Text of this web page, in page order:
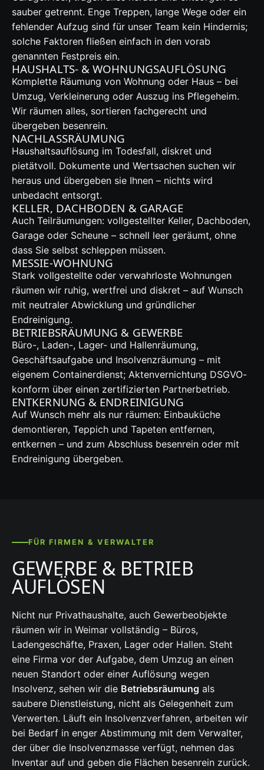
sauber getrennt. Enge Treppen, lange Wege oder ein
fehlender Aufzug sind für unser Team kein Hindernis;
solche Faktoren fließen einfach in den vorab
genannten Festpreis ein.
HAUSHALTS- & WOHNUNGSAUFLÖSUNG
Komplette Räumung von Wohnung oder Haus – bei
Umzug, Verkleinerung oder Auszug ins Pflegeheim.
Wir räumen alles, sortieren fachgerecht und
übergeben besenrein.
NACHLASSRÄUMUNG
Haushaltsauflösung im Todesfall, diskret und
pietätvoll. Dokumente und Wertsachen suchen wir
heraus und übergeben sie Ihnen – nichts wird
unbedacht entsorgt.
KELLER, DACHBODEN & GARAGE
Auch Teilräumungen: vollgestellter Keller, Dachboden,
Garage oder Scheune – schnell leer geräumt, ohne
dass Sie selbst schleppen müssen.
MESSIE-WOHNUNG
Stark vollgestellte oder verwahrloste Wohnungen
räumen wir ruhig, wertfrei und diskret – auf Wunsch
mit neutraler Abwicklung und gründlicher
Endreinigung.
BETRIEBSRÄUMUNG & GEWERBE
Büro-, Laden-, Lager- und Hallenräumung,
Geschäftsaufgabe und Insolvenzräumung – mit
eigenem Containerdienst; Aktenvernichtung DSGVO-
konform über einen zertifizierten Partnerbetrieb.
ENTKERNUNG & ENDREINIGUNG
Auf Wunsch mehr als nur räumen: Einbauküche
demontieren, Teppich und Tapeten entfernen,
entkernen – und zum Abschluss besenrein oder mit
Endreinigung übergeben.
FÜR FIRMEN & VERWALTER
GEWERBE & BETRIEB
AUFLÖSEN
Nicht nur Privathaushalte, auch Gewerbeobjekte
räumen wir in Weimar vollständig – Büros,
Ladengeschäfte, Praxen, Lager oder Hallen. Steht
eine Firma vor der Aufgabe, dem Umzug an einen
neuen Standort oder einer Auflösung wegen
Insolvenz, sehen wir die Betriebsräumung als
saubere Dienstleistung, nicht als Gelegenheit zum
Verwerten. Läuft ein Insolvenzverfahren, arbeiten wir
bei Bedarf in enger Abstimmung mit dem Verwalter,
der über die Insolvenzmasse verfügt, nehmen das
Inventar auf und geben die Flächen besenrein zurück.